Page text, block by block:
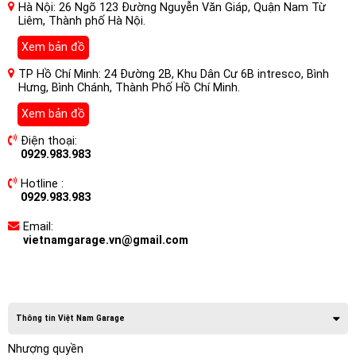
Hà Nội: 26 Ngõ 123 Đường Nguyễn Văn Giáp, Quận Nam Từ
Liêm, Thành phố Hà Nội.
Xem bản đồ
TP Hồ Chí Minh: 24 Đường 2B, Khu Dân Cư 6B intresco, Bình
Hưng, Bình Chánh, Thành Phố Hồ Chí Minh.
Xem bản đồ
Điện thoại:
0929.983.983
Hotline :
0929.983.983
Email:
vietnamgarage.vn@gmail.com
Thông tin Việt Nam Garage
Nhượng quyền